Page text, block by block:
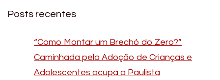
Posts recentes
“Como Montar um Brechó do Zero?”
Caminhada pela Adoção de Crianças e
Adolescentes ocupa a Paulista